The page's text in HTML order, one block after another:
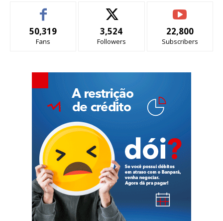
50,319
Fans
3,524
Followers
22,800
Subscribers